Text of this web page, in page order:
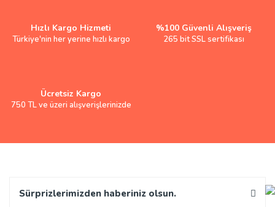
Hızlı Kargo Hizmeti
Türkiye'nin her yerine hızlı kargo
%100 Güvenli Alışveriş
265 bit SSL sertifikası
Ücretsiz Kargo
750 TL ve üzeri alışverişlerinizde
Sürprizlerimizden haberiniz olsun.